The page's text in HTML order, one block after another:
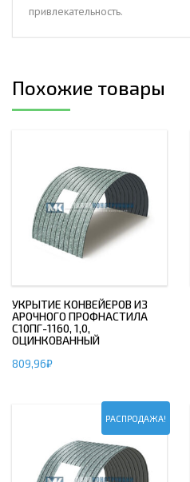
привлекательность.
Похожие товары
УКРЫТИЕ КОНВЕЙЕРОВ ИЗ
АРОЧНОГО ПРОФНАСТИЛА
С10ПГ-1160, 1,0,
ОЦИНКОВАННЫЙ
809,96₽
РАСПРОДАЖА!